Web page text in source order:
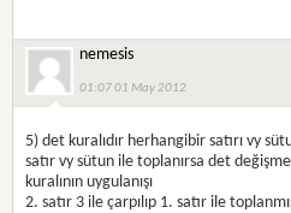
nemesis
01:07 01 May 2012
5) det kuralıdır herhangibir satırı vy
satır vy sütun ile toplanırsa det
kuralının uygulanışı
2. satır 3 ile çarpılıp 1. satır ile